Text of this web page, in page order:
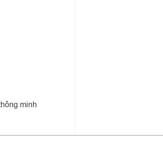
minh